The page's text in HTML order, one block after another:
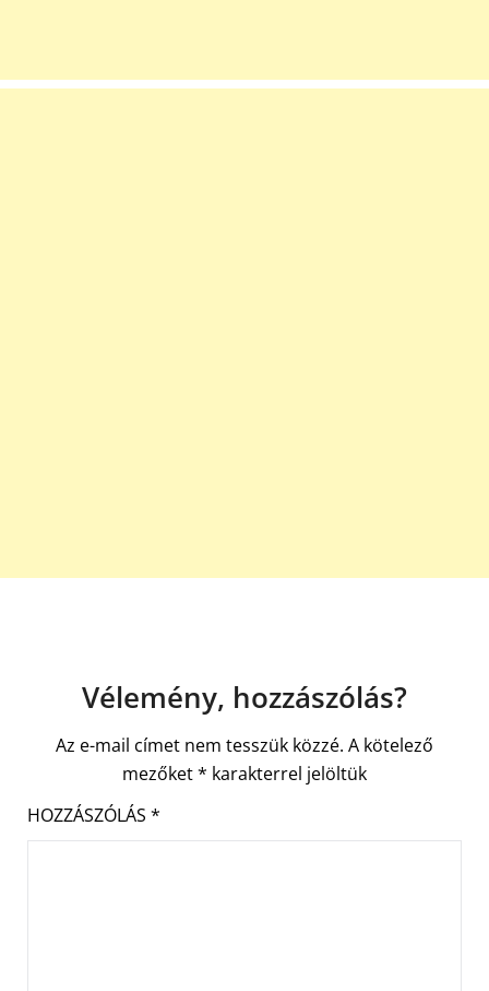
Vélemény, hozzászólás?
Az e-mail címet nem tesszük közzé. A kötelező
mezőket* karakterrel jelöltük
HOZZÁSZÓLÁS *